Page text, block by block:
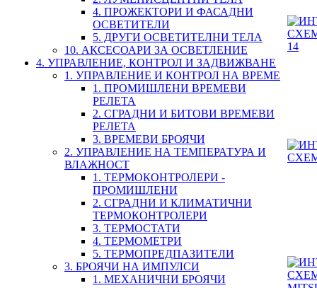
4. ПРОЖЕКТОРИ И ФАСАДНИ
ОСВЕТИТЕЛИ
5. ДРУГИ ОСВЕТИТЕЛНИ ТЕЛА
10. АКСЕСОАРИ ЗА ОСВЕТЛЕНИЕ
4. УПРАВЛЕНИЕ, КОНТРОЛ И ЗАДВИЖВАНЕ
1. УПРАВЛЕНИЕ И КОНТРОЛ НА ВРЕМЕ
1. ПРОМИШЛЕНИ ВРЕМЕВИ
РЕЛЕТА
2. СГРАДНИ И БИТОВИ ВРЕМЕВИ
РЕЛЕТА
3. ВРЕМЕВИ БРОЯЧИ
2. УПРАВЛЕНИЕ НА ТЕМПЕРАТУРА И
ВЛАЖНОСТ
1. ТЕРМОКОНТРОЛЕРИ -
ПРОМИШЛЕНИ
2. СГРАДНИ И КЛИМАТИЧНИ
ТЕРМОКОНТРОЛЕРИ
3. ТЕРМОСТАТИ
4. ТЕРМОМЕТРИ
5. ТЕРМОПРЕДПАЗИТЕЛИ
3. БРОЯЧИ НА ИМПУЛСИ
1. МЕХАНИЧНИ БРОЯЧИ